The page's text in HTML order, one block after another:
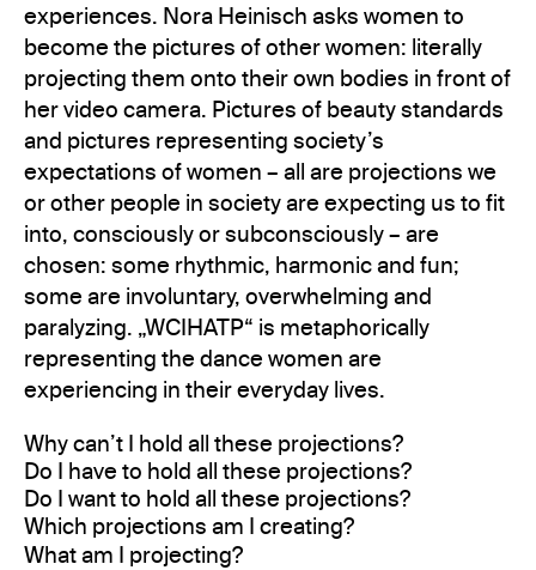
experiences. Nora Heinisch asks women to
become the pictures of other women: literally
projecting them onto their own bodies in front of
her video camera. Pictures of beauty standards
and pictures representing society’s
expectations of women – all are projections we
or other people in society are expecting us to fit
into, consciously or subconsciously – are
chosen: some rhythmic, harmonic and fun;
some are involuntary, overwhelming and
paralyzing. „WCIHATP“ is metaphorically
representing the dance women are
experiencing in their everyday lives.
Why can’t I hold all these projections?
Do I have to hold all these projections?
Do I want to hold all these projections?
Which projections am I creating?
What am I projecting?